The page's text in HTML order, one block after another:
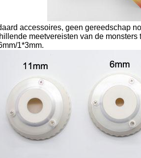
accessoires, geen gereedschap
meetvereisten van de
1*3mm.